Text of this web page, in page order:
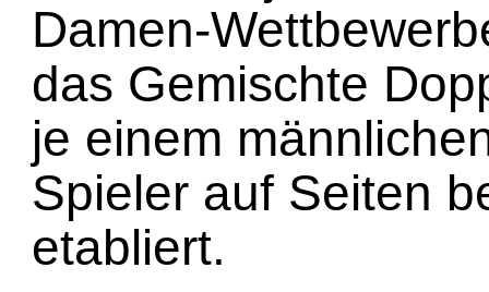
Damen-
das Gemischte
je einem
Spieler auf Seiten
etabliert.